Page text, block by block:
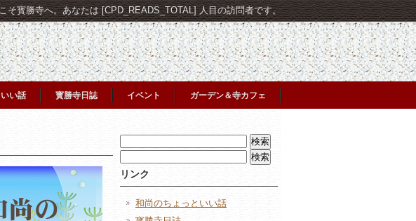
そ寳勝寺へ。あなたは [CPD_READS_TOTAL] 人目の訪問者です。
い話 寳勝寺日誌 イベント ガーデン＆寺カフェ
索:
索:
リンク
和尚のちょっといい話